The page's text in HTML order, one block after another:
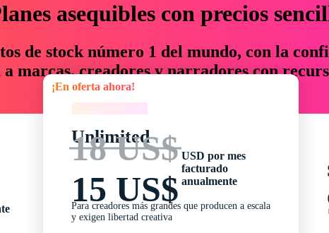
asequibles con precios
de stock número 1 del mundo, con la
marcas, creadores y narradores con
un 76 % en tiempo y presupuesto.
¡En oferta ahora!
Unlimited
18 US$
15 US$
USD por mes
facturado
anualmente
Para creadores más grandes que producen a escala
y exigen libertad creativa